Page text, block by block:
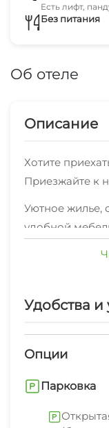
Есть лифт,
Без питания
Об отеле
Описание
Хотите
Приезжайте к
Уютное жилье,
удобной
своим гостям!
Мы будем
(бесплатно).
В пешей
Удобства и
Опции
Парковка